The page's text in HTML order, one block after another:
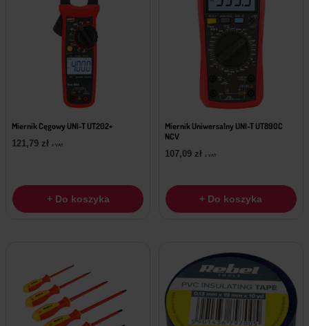
Miernik Cęgowy UNI-T UT202+
121,79 zł z VAT
+ Do koszyka
Miernik Uniwersalny UNI-T UT890C
NCV
107,09 zł z VAT
+ Do koszyka